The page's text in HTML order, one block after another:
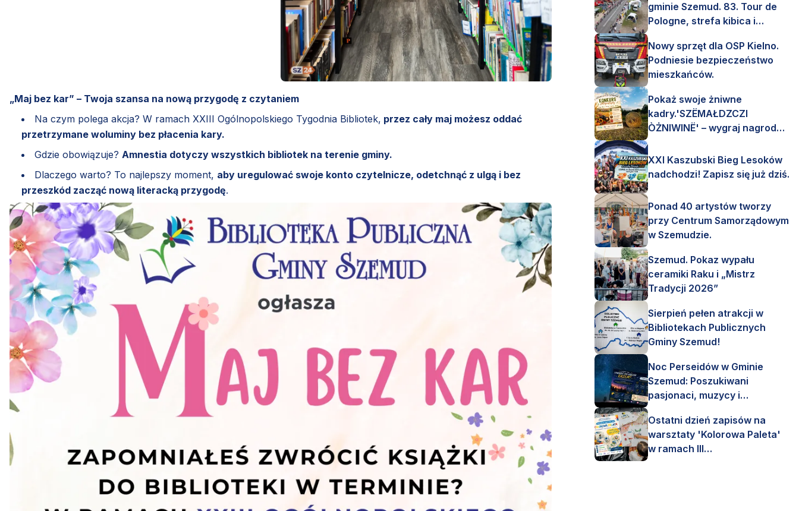
„Maj bez kar” – Twoja szansa na nową przygodę z czytaniem
Na czym polega akcja? W ramach XXIII Ogólnopolskiego Tygodnia Bibliotek, przez cały maj możesz oddać
przetrzymane woluminy bez płacenia kary.
Gdzie obowiązuje? Amnestia dotyczy wszystkich bibliotek na terenie gminy.
Dlaczego warto? To najlepszy moment, aby uregulować swoje konto czytelnicze, odetchnąć z ulgą i bez
przeszkód zacząć nową literacką przygodę.
gminie Szemud. 83. Tour de
Pologne, strefa kibica i
Nowy sprzęt dla OSP Kielno.
Podniesie bezpieczeństwo
mieszkańców.
Pokaż swoje żniwne
kadry.'SZËMAŁDZCZI
ÒŻNIWINË' – wygraj nagrody
XXI Kaszubski Bieg Lesoków
nadchodzi! Zapisz się już dziś.
Ponad 40 artystów tworzy
przy Centrum Samorządowym
w Szemudzie.
Szemud. Pokaz wypału
ceramiki Raku i „Mistrz
Tradycji 2026”
Sierpień pełen atrakcji w
Bibliotekach Publicznych
Gminy Szemud!
Noc Perseidów w Gminie
Szemud: Poszukiwani
pasjonaci, muzycy i
Ostatni dzień zapisów na
warsztaty 'Kolorowa Paleta'
w ramach III